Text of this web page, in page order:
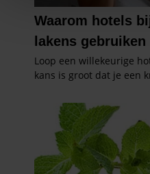
We gebruiken cookies om
personaliseren, om
en om ons websiteverkeer
informatie over uw gebruik
partners voor social
informatie die u aan ze
verzameld op basis van
gaat akkoord met onze
gebruiken.